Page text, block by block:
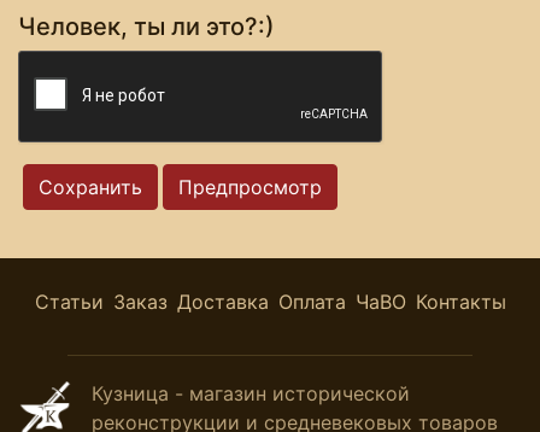
Человек, ты ли это?:)
Статьи Заказ Доставка Оплата ЧаВО Контакты
Кузница - магазин исторической
реконструкции и средневековых товаров